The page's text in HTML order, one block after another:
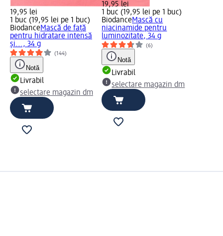
19,95 lei
1 buc (19,95 lei pe 1 buc)
BiodanceMască de față
pentru hidratare intensă
și..., 34 g
(144)
Notă
Livrabil
selectare magazin dm
19,95 lei
1 buc (19,95 lei pe 1 buc)
BiodanceMască cu
niacinamide pentru
luminozitate, 34 g
(6)
Notă
Livrabil
selectare magazin dm